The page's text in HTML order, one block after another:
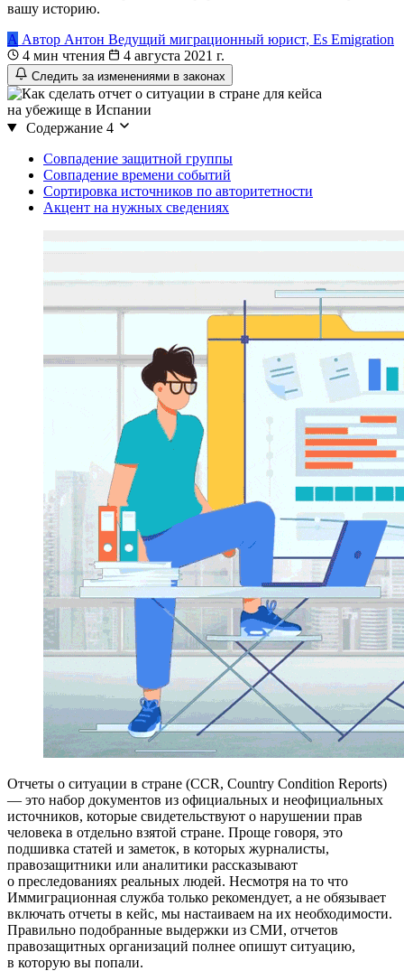
вашу историю.
А Автор Антон Ведущий миграционный юрист, Es Emigration
4 мин чтения
4 августа 2021 г.
Следить за изменениями в законах
Содержание 4
Совпадение защитной группы
Совпадение времени событий
Сортировка источников по авторитетности
Акцент на нужных сведениях
Отчеты о ситуации в стране (CCR, Country Condition Reports)
— это набор документов из официальных и неофициальных
источников, которые свидетельствуют о нарушении прав
человека в отдельно взятой стране. Проще говоря, это
подшивка статей и заметок, в которых журналисты,
правозащитники или аналитики рассказывают
о преследованиях реальных людей. Несмотря на то что
Иммиграционная служба только рекомендует, а не обязывает
включать отчеты в кейс, мы настаиваем на их необходимости.
Правильно подобранные выдержки из СМИ, отчетов
правозащитных организаций полнее опишут ситуацию,
в которую вы попали.